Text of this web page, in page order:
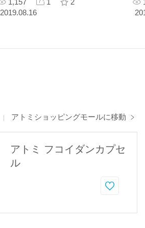
1,157 1
2
2019.08.16
アトミショッピングモールに移動
アトミ フコイダンカプセ
ル